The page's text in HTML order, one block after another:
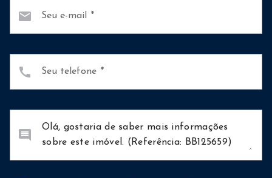
Seu e-mail
mail
Seu telefone
call
comment